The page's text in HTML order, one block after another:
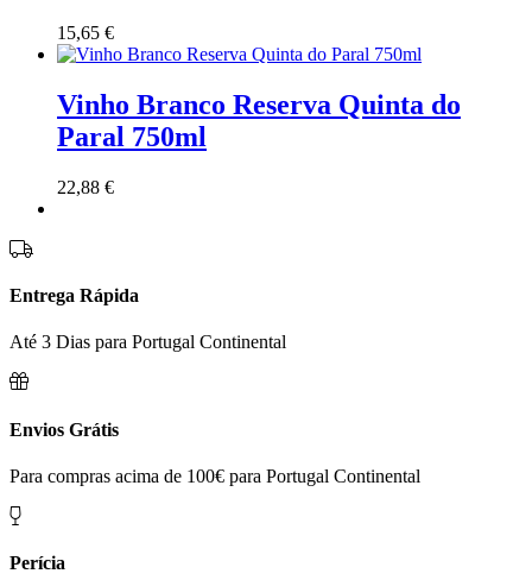
15,65 €
Vinho Branco Reserva Quinta do
Paral 750ml
22,88 €
Entrega Rápida
Até 3 Dias para Portugal Continental
Envios Grátis
Para compras acima de 100€ para Portugal Continental
Perícia